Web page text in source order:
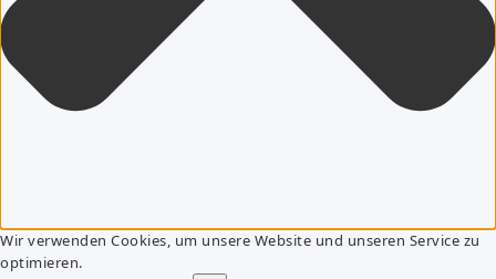
Wir verwenden Cookies, um unsere Website und unseren Service zu
optimieren.